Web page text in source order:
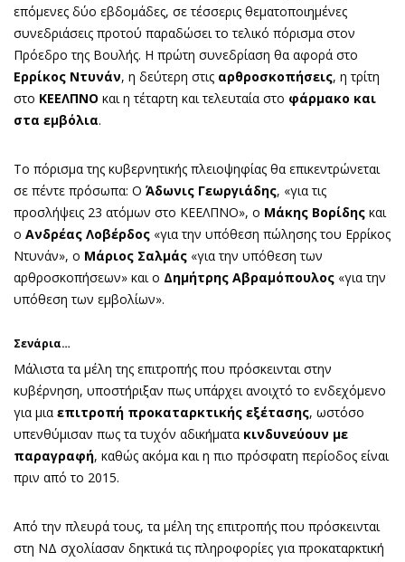
επόμενες δύο εβδομάδες, σε τέσσερις θεματοποιημένες
συνεδριάσεις προτού παραδώσει το τελικό πόρισμα στον
Πρόεδρο της Βουλής. Η πρώτη συνεδρίαση θα αφορά στο
Ερρίκος Ντυνάν, η δεύτερη στις αρθροσκοπήσεις, η τρίτη
στο ΚΕΕΛΠΝΟ και η τέταρτη και τελευταία στο φάρμακο και
στα εμβόλια.
Το πόρισμα της κυβερνητικής πλειοψηφίας θα επικεντρώνεται
σε πέντε πρόσωπα: Ο Άδωνις Γεωργιάδης, «για τις
προσλήψεις 23 ατόμων στο ΚΕΕΛΠΝΟ», ο Μάκης Βορίδης και
ο Ανδρέας Λοβέρδος «για την υπόθεση πώλησης του Ερρίκος
Ντυνάν», ο Μάριος Σαλμάς «για την υπόθεση των
αρθροσκοπήσεων» και ο Δημήτρης Αβραμόπουλος «για την
υπόθεση των εμβολίων».
Σενάρια…
Μάλιστα τα μέλη της επιτροπής που πρόσκεινται στην
κυβέρνηση, υποστήριξαν πως υπάρχει ανοιχτό το ενδεχόμενο
για μια επιτροπή προκαταρκτικής εξέτασης, ωστόσο
υπενθύμισαν πως τα τυχόν αδικήματα κινδυνεύουν με
παραγραφή, καθώς ακόμα και η πιο πρόσφατη περίοδος είναι
πριν από το 2015.
Από την πλευρά τους, τα μέλη της επιτροπής που πρόσκεινται
στη ΝΔ σχολίασαν δηκτικά τις πληροφορίες για προκαταρκτική